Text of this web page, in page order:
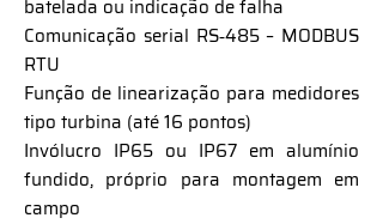
batelada ou indicação de falha
Comunicação serial RS‑485 – MODBUS
RTU
Função de linearização para medidores
tipo turbina (até 16 pontos)
Invólucro IP65 ou IP67 em alumínio
fundido, próprio para montagem em
campo